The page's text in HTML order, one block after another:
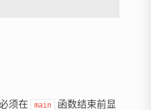
须在 main
函数结束前显